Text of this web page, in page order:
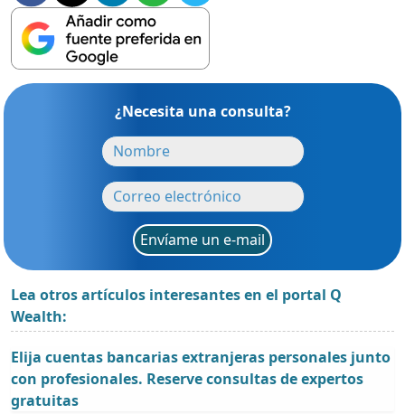
¿Necesita una consulta?
Envíame un e-mail
Lea otros artículos interesantes en el portal Q
Wealth:
Elija cuentas bancarias extranjeras personales junto
con profesionales. Reserve consultas de expertos
gratuitas